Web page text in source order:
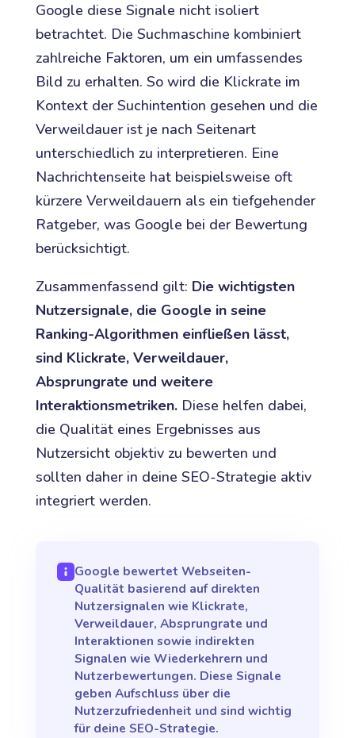
Google diese Signale nicht isoliert
betrachtet. Die Suchmaschine kombiniert
zahlreiche Faktoren, um ein umfassendes
Bild zu erhalten. So wird die Klickrate im
Kontext der Suchintention gesehen und die
Verweildauer ist je nach Seitenart
unterschiedlich zu interpretieren. Eine
Nachrichtenseite hat beispielsweise oft
kürzere Verweildauern als ein tiefgehender
Ratgeber, was Google bei der Bewertung
berücksichtigt.
Zusammenfassend gilt: Die wichtigsten
Nutzersignale, die Google in seine
Ranking-Algorithmen einfließen lässt,
sind Klickrate, Verweildauer,
Absprungrate und weitere
Interaktionsmetriken.Diese helfen dabei,
die Qualität eines Ergebnisses aus
Nutzersicht objektiv zu bewerten und
sollten daher in deine SEO-Strategie aktiv
integriert werden.
Google bewertet Webseiten-
Qualität basierend auf direkten
Nutzersignalen wie Klickrate,
Verweildauer, Absprungrate und
Interaktionen sowie indirekten
Signalen wie Wiederkehrern und
Nutzerbewertungen. Diese Signale
geben Aufschluss über die
Nutzerzufriedenheit und sind wichtig
für deine SEO-Strategie.